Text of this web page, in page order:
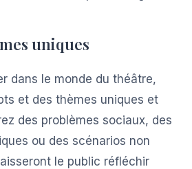
uniques
dans le monde du théâtre,
et des thèmes uniques et
des problèmes sociaux, des
ou des scénarios non
le public réfléchir